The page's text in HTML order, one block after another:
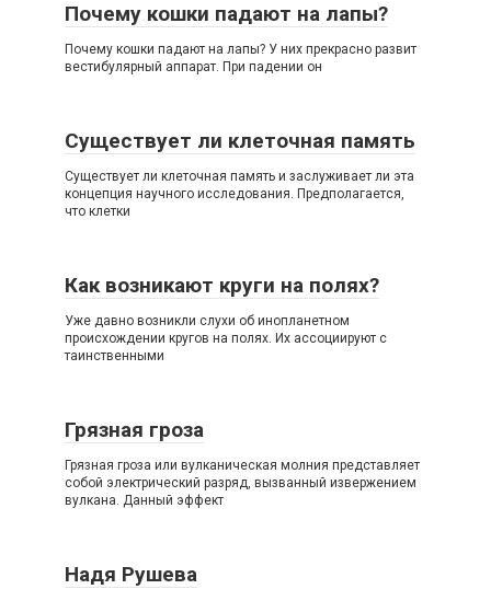
Почему кошки падают на лапы?
Почему кошки падают на лапы? У них прекрасно развит
вестибулярный аппарат. При падении он
Существует ли клеточная память
Существует ли клеточная память и заслуживает ли эта
концепция научного исследования. Предполагается,
что клетки
Как возникают круги на полях?
Уже давно возникли слухи об инопланетном
происхождении кругов на полях. Их ассоциируют с
таинственными
Грязная гроза
Грязная гроза или вулканическая молния представляет
собой электрический разряд, вызванный извержением
вулкана. Данный эффект
Надя Рушева